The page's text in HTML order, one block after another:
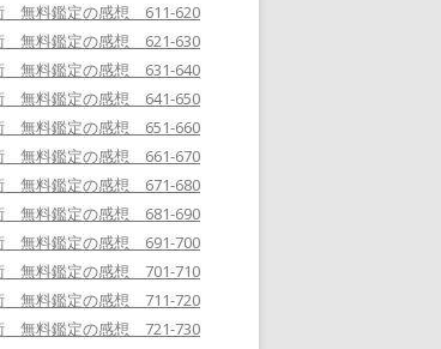
無料鑑定の感想 611-620
無料鑑定の感想 621-630
無料鑑定の感想 631-640
無料鑑定の感想 641-650
無料鑑定の感想 651-660
無料鑑定の感想 661-670
無料鑑定の感想 671-680
無料鑑定の感想 681-690
無料鑑定の感想 691-700
無料鑑定の感想 701-710
無料鑑定の感想 711-720
無料鑑定の感想 721-730